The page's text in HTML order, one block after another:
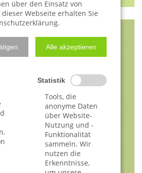
Notlage und brauchen
Kündigung der Wohnung, wenn
oder wenn Sie sofortige
Erfahren Sie hier mehr oder
Kontakt zu uns auf.
über den Einsatz von
dieser Webseite erhalten Sie
Alle akzeptieren
Statistik
Tools, die
anonyme Daten
über Website-
Nutzung und -
Funktionalität
sammeln. Wir
nutzen die
Erkenntnisse,